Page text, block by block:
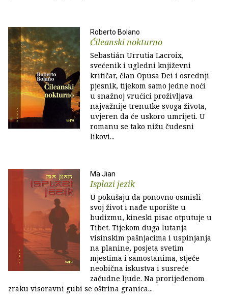
Roberto Bolano
Čileanski nokturno
Sebastián Urrutia Lacroix,
svećenik i ugledni književni
kritičar, član Opusa Dei i osrednji
pjesnik, tijekom samo jedne noći
u snažnoj vrućici proživljava
najvažnije trenutke svoga života,
uvjeren da će uskoro umrijeti. U
romanu se tako nižu čudesni
likovi...
Ma Jian
Isplazi jezik
U pokušaju da ponovno osmisli
svoj život i nađe uporište u
budizmu, kineski pisac otputuje u
Tibet. Tijekom duga lutanja
visinskim pašnjacima i uspinjanja
na planine, posjeta svetim
mjestima i samostanima, stječe
neobična iskustva i susreće
začudne ljude. Na prorijeđenom
zraku visoravni gubi se oštrina granica...